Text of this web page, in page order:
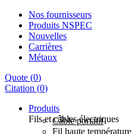
Nos fournisseurs
Produits NSPEC
Nouvelles
Carrières
Métaux
Quote (0)
Citation (0)
Produits
Fils et câbles électriques
Câble portatif
Fil haute température